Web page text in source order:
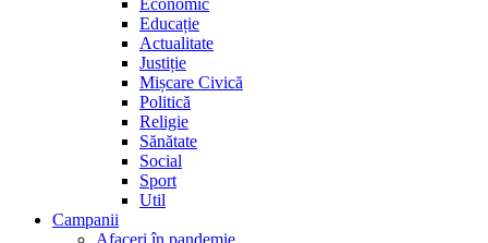
Economic
Educație
Actualitate
Justiție
Mișcare Civică
Politică
Religie
Sănătate
Social
Sport
Util
Campanii
Afaceri în pandemie